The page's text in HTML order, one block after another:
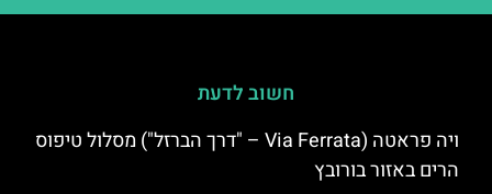
חשוב לדעת
ויה פראטה (Via Ferrata – "דרך הברזל") מסלול טיפוס
הרים באזור בורובץ